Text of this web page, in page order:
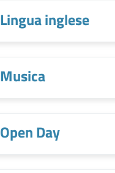
Lingua inglese
Musica
Open Day